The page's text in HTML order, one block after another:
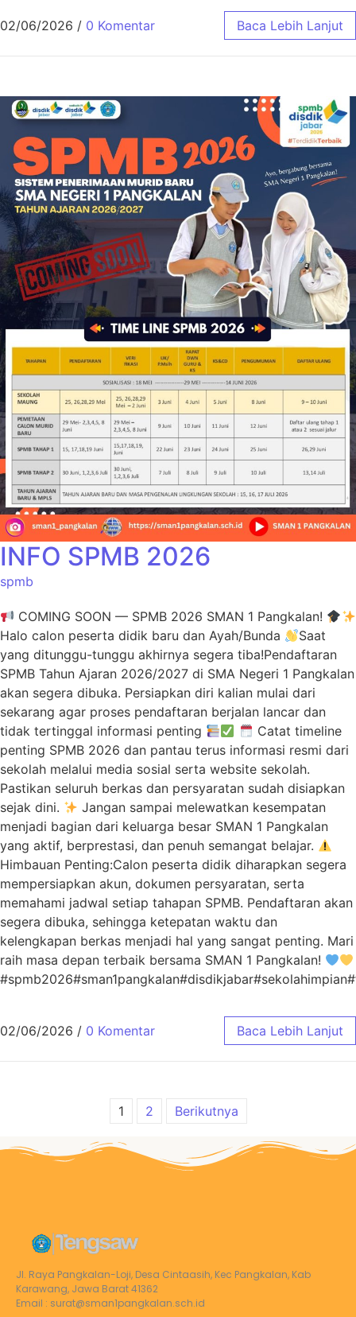
02/06/2026 / 0 Komentar Baca Lebih Lanjut
INFO SPMB 2026
spmb
COMING SOON — SPMB 2026 SMAN 1 Pangkalan!
Halo calon peserta didik baru dan Ayah/Bunda
Saat
yang ditunggu-tunggu akhirnya segera tiba!Pendaftaran
SPMB Tahun Ajaran 2026/2027 di SMA Negeri 1 Pangkalan
akan segera dibuka. Persiapkan diri kalian mulai dari
sekarang agar proses pendaftaran berjalan lancar dan
tidak tertinggal informasi penting
Catat timeline
penting SPMB 2026 dan pantau terus informasi resmi dari
sekolah melalui media sosial serta website sekolah.
Pastikan seluruh berkas dan persyaratan sudah disiapkan
sejak dini.
Jangan sampai melewatkan kesempatan
menjadi bagian dari keluarga besar SMAN 1 Pangkalan
yang aktif, berprestasi, dan penuh semangat belajar.
Himbauan Penting:Calon peserta didik diharapkan segera
mempersiapkan akun, dokumen persyaratan, serta
memahami jadwal setiap tahapan SPMB. Pendaftaran akan
segera dibuka, sehingga ketepatan waktu dan
kelengkapan berkas menjadi hal yang sangat penting. Mari
raih masa depan terbaik bersama SMAN 1 Pangkalan!
02/06/2026 / 0 Komentar Baca Lebih Lanjut
1 2 Berikutnya
Jl. Raya Pangkalan-Loji, Desa Cintaasih, Kec Pangkalan, Kab
Karawang, Jawa Barat 41362
Email : surat@sman1pangkalan.sch.id